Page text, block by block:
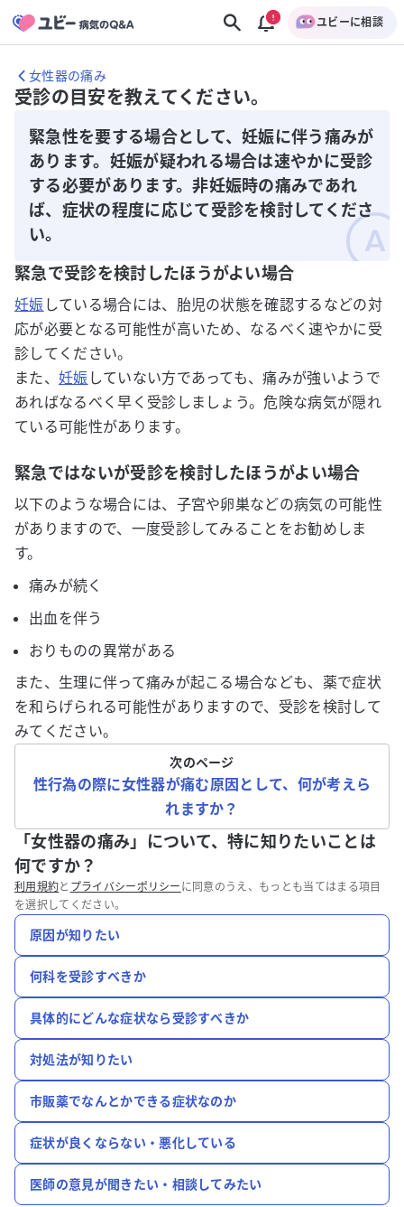
ユビーに相談
女性器の痛み
受診の目安を教えてください。
緊急性を要する場合として、妊娠に伴う痛みが
あります。妊娠が疑われる場合は速やかに受診
する必要があります。非妊娠時の痛みであれ
ば、症状の程度に応じて受診を検討してくださ
い。
緊急で受診を検討したほうがよい場合
妊娠 している場合には、胎児の状態を確認するなどの対
応が必要となる可能性が高いため、なるべく速やかに受
診してください。
また、 妊娠 していない方であっても、痛みが強いようで
あればなるべく早く受診しましょう。危険な病気が隠れ
ている可能性があります。
緊急ではないが受診を検討したほうがよい場合
以下のような場合には、子宮や卵巣などの病気の可能性
がありますので、一度受診してみることをお勧めしま
す。
痛みが続く
出血を伴う
おりものの異常がある
また、生理に伴って痛みが起こる場合なども、薬で症状
を和らげられる可能性がありますので、受診を検討して
みてください。
次のページ
性行為の際に女性器が痛む原因として、何が考えら
れますか？
「女性器の痛み」について、特に知りたいことは
何ですか？
利用規約と プライバシーポリシー に同意のうえ、もっとも当てはまる項目
を選択してください。
原因が知りたい
何科を受診すべきか
具体的にどんな症状なら受診すべきか
対処法が知りたい
市販薬でなんとかできる症状なのか
症状が良くならない・悪化している
医師の意見が聞きたい・相談してみたい